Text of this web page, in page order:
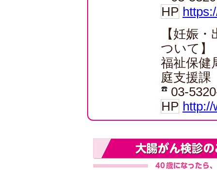
HP
【妊娠
ついて】
福祉保健
庭支援課
03-
HP